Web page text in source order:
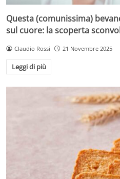
Questa (comunissima)
sul cuore: la scoperta
Claudio Rossi 21 Novembre 2025
Leggi di più